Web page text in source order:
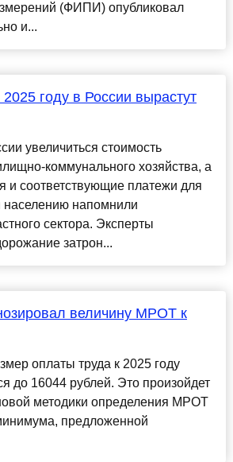
(ФИПИ) опубликовал
и...
году в России вырастут
увеличиться стоимость
коммунального хозяйства, а
и соответствующие платежи для
населению напомнили
сектора. Эксперты
затрон...
величину МРОТ к
оплаты труда к 2025 году
до 16044 рублей. Это произойдет
методики определения МРОТ
предложенной